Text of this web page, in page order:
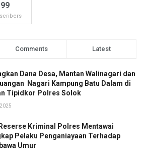
99
Comments Latest
Dana Desa, Mantan Walinagari dan
Nagari Kampung Batu Dalam di
Tipidkor Polres Solok
Kriminal Polres Mentawai
Pelaku Penganiayaan Terhadap
Umur